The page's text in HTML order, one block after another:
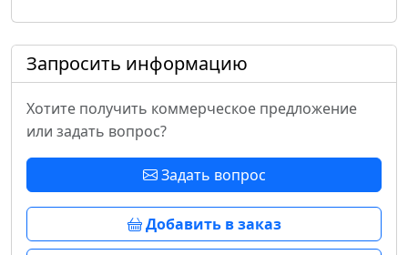
Запросить информацию
Хотите получить коммерческое предложение
или задать вопрос?
Задать вопрос
Добавить в заказ